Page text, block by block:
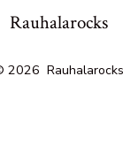
Rauhalarocks
2026 Rauhalarocks